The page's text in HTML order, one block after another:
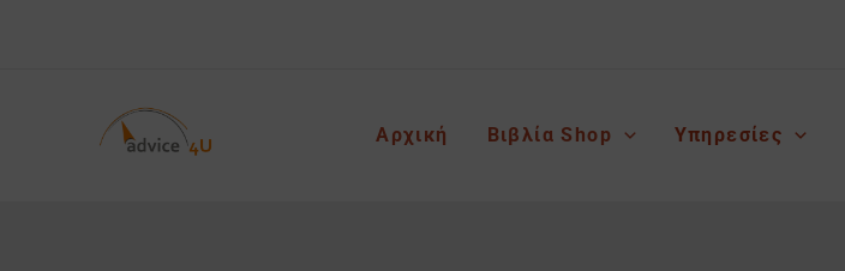
Αρχική Βιβλία Shop Υπηρεσίες